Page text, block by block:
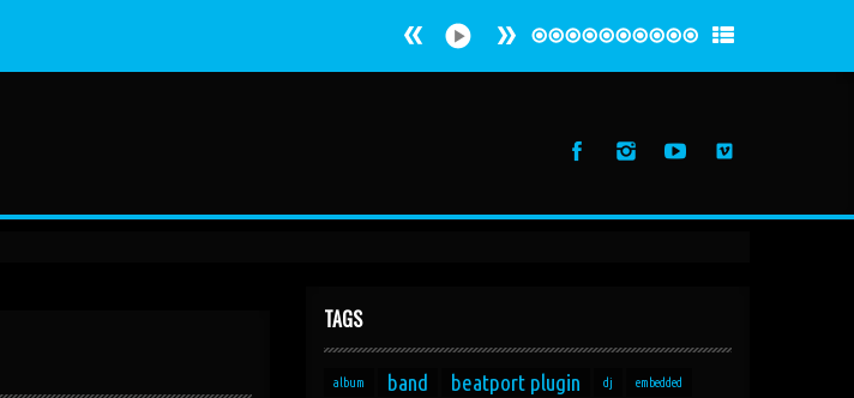
TAGS
album band beatport plugin dj embedded